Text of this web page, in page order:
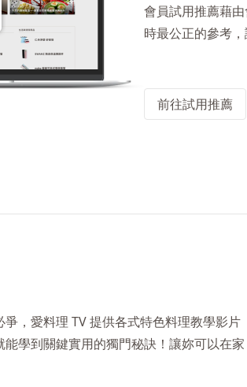
會員試用推薦藉
時最公正的參考
前往試用推薦
，愛料理 TV 提供各式特色料理教學影片
學到關鍵實用的獨門秘訣！讓妳可以在家